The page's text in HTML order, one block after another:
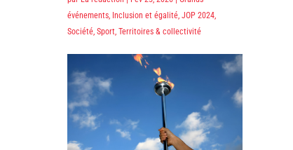
événements, Inclusion et égalité, JOP 2024,
Société, Sport Territoires & collectivité